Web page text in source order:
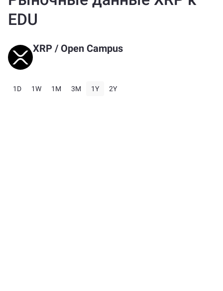
EDU
XRP / Open Campus
1D 1W 1M 3M 1Y 2Y